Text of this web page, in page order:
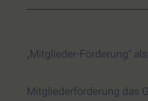
„Mitglieder-Förderung“
Mitgliederförderung das